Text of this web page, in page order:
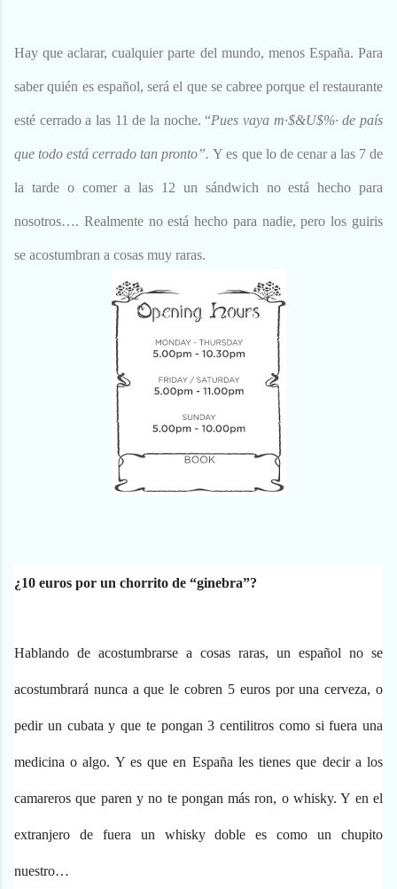
Hay que aclarar, cualquier parte del mundo, menos España. Para
saber quién es español, será el que se cabree porque el restaurante
esté cerrado a las 11 de la noche. “Pues vaya m·$&U$%· de país
que todo está cerrado tan pronto”.Y es que lo de cenar a las 7 de
la tarde o comer a las 12 un sándwich no está hecho para
nosotros…. Realmente no está hecho para nadie, pero los guiris
se acostumbran a cosas muy raras.
¿10 euros por un chorrito de “ginebra”?
Hablando de acostumbrarse a cosas raras, un español no se
acostumbrará nunca a que le cobren 5 euros por una cerveza, o
pedir un cubata y que te pongan 3 centilitros como si fuera una
medicina o algo. Y es que en España les tienes que decir a los
camareros que paren y no te pongan más ron, o whisky. Y en el
extranjero de fuera un whisky doble es como un chupito
nuestro…